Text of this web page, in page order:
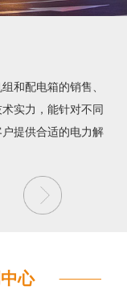
和配电箱的销售、
实力，能针对不同
提供合适的电力解
心